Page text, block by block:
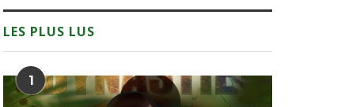
LES PLUS LUS
1